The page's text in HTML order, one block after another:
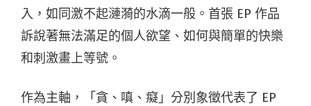
入，如同激不起漣漪的水滴一般。首張 EP 作品
訴說著無法滿足的個人欲望、如何與簡單的快樂
和刺激畫上等號。
作為主軸，「貪、嗔、癡」分別象徵代表了 EP